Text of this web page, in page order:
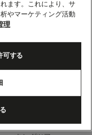
ン、プリ
に位置するシ
適です。この
歴史的な役割
り、ヘリテー
ます。これにより、サ
やマーケティング活動
理
可する